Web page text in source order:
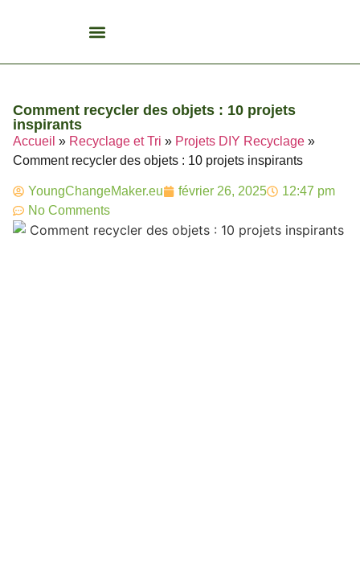
Comment recycler des objets : 10 projets
inspirants
Accueil » Recyclage et Tri » Projets DIY Recyclage »
Comment recycler des objets : 10 projets inspirants
YoungChangeMaker.eu février 26, 2025
12:47 pm
No Comments